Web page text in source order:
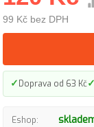
99 Kč bez DPH
✓Doprava od 63 Kč✓
Eshop: